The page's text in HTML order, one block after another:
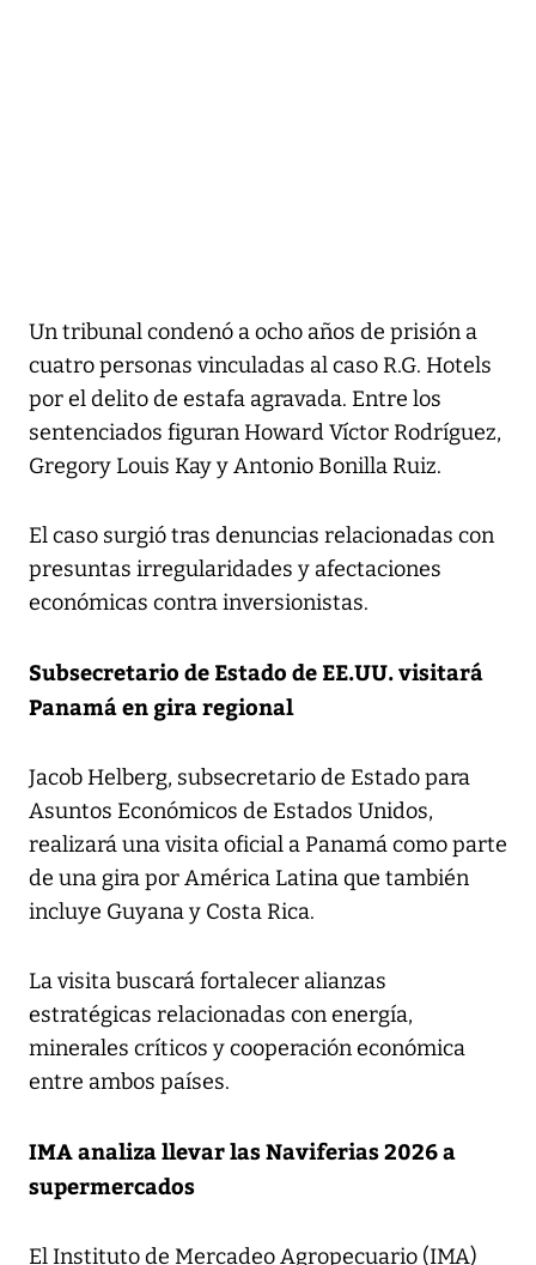
Un tribunal condenó a ocho años de prisión a
cuatro personas vinculadas al caso R.G. Hotels
por el delito de estafa agravada. Entre los
sentenciados figuran Howard Víctor Rodríguez,
Gregory Louis Kay y Antonio Bonilla Ruiz.
El caso surgió tras denuncias relacionadas con
presuntas irregularidades y afectaciones
económicas contra inversionistas.
Subsecretario de Estado de EE.UU. visitará
Panamá en gira regional
Jacob Helberg, subsecretario de Estado para
Asuntos Económicos de Estados Unidos,
realizará una visita oficial a Panamá como parte
de una gira por América Latina que también
incluye Guyana y Costa Rica.
La visita buscará fortalecer alianzas
estratégicas relacionadas con energía,
minerales críticos y cooperación económica
entre ambos países.
IMA analiza llevar las Naviferias 2026 a
supermercados
El Instituto de Mercadeo Agropecuario (IMA)